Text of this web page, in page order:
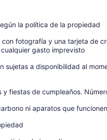
la política de la propiedad
fotografía y una tarjeta de
gasto imprevisto
sujetas a disponibilidad al
fiestas de cumpleaños.
ni aparatos que